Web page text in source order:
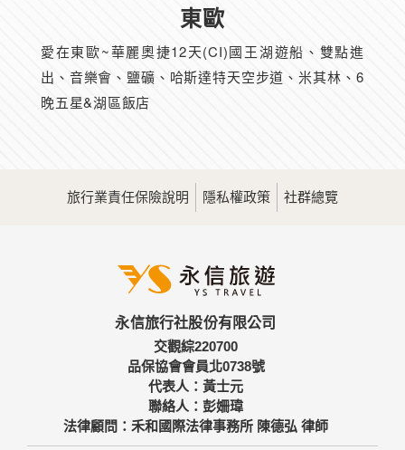
東歐
愛在東歐~華麗奧捷12天(CI)國王湖遊船、雙點進
出、音樂會、鹽礦、哈斯達特天空步道、米其林、6
晚五星&湖區飯店
旅行業責任保險說明 隱私權政策 社群總覽
永信旅行社股份有限公司
交觀綜220700
品保協會會員北0738號
代表人：黃士元
聯絡人：彭姍瑋
法律顧問：禾和國際法律事務所 陳德弘 律師